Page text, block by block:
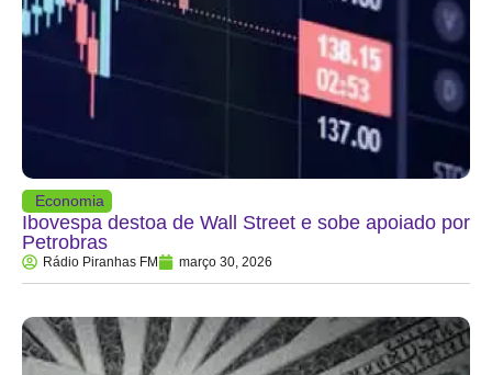
Economia
Ibovespa destoa de Wall Street e sobe apoiado por
Petrobras
Rádio Piranhas FM março 30, 2026